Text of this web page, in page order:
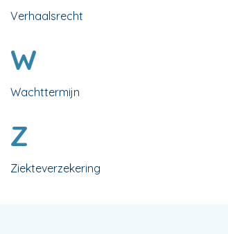
Verhaalsrecht
W
Wachttermijn
Z
Ziekteverzekering